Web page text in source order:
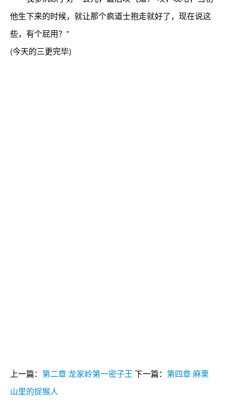
他生下来的时候，就让那个疯道士抱走就好了，现在说这
些，有个屁用？”
(今天的三更完毕)
上一篇： 第二章 龙家岭第一密子王 下一篇： 第四章 麻栗
山里的捉猴人